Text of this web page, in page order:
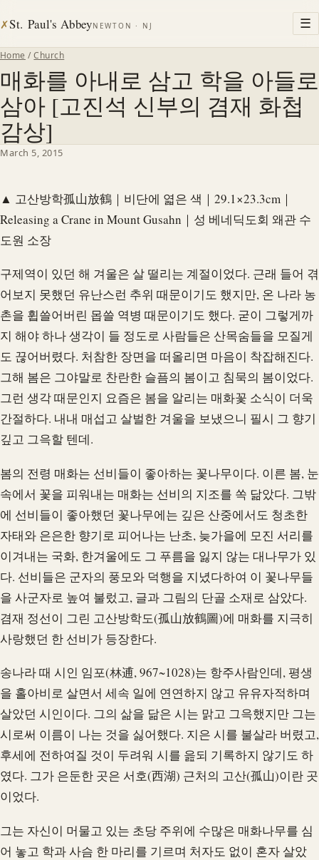
✗St. Paul's AbbeyNEWTON · NJ ☰
Home /Church
매화를 아내로 삼고 학을 아들로
삼아 [고진석 신부의 겸재 화첩
감상]
March 5, 2015
▲ 고산방학孤山放鶴｜비단에 엷은 색｜29.1×23.3cm｜
Releasing a Crane in Mount Gusahn｜성 베네딕도회 왜관 수
도원 소장
구제역이 있던 해 겨울은 살 떨리는 계절이었다. 근래 들어 겪
어보지 못했던 유난스런 추위 때문이기도 했지만, 온 나라 농
촌을 휩쓸어버린 몹쓸 역병 때문이기도 했다. 굳이 그렇게까
지 해야 하나 생각이 들 정도로 사람들은 산목숨들을 모질게
도 끊어버렸다. 처참한 장면을 떠올리면 마음이 착잡해진다.
그해 봄은 그야말로 찬란한 슬픔의 봄이고 침묵의 봄이었다.
그런 생각 때문인지 요즘은 봄을 알리는 매화꽃 소식이 더욱
간절하다. 내내 매섭고 살벌한 겨울을 보냈으니 필시 그 향기
깊고 그윽할 텐데.
봄의 전령 매화는 선비들이 좋아하는 꽃나무이다. 이른 봄, 눈
속에서 꽃을 피워내는 매화는 선비의 지조를 쏙 닮았다. 그밖
에 선비들이 좋아했던 꽃나무에는 깊은 산중에서도 청초한
자태와 은은한 향기로 피어나는 난초, 늦가을에 모진 서리를
이겨내는 국화, 한겨울에도 그 푸름을 잃지 않는 대나무가 있
다. 선비들은 군자의 풍모와 덕행을 지녔다하여 이 꽃나무들
을 사군자로 높여 불렀고, 글과 그림의 단골 소재로 삼았다.
겸재 정선이 그린 고산방학도(孤山放鶴圖)에 매화를 지극히
사랑했던 한 선비가 등장한다.
송나라 때 시인 임포(林逋, 967~1028)는 항주사람인데, 평생
을 홀아비로 살면서 세속 일에 연연하지 않고 유유자적하며
살았던 시인이다. 그의 삶을 닮은 시는 맑고 그윽했지만 그는
시로써 이름이 나는 것을 싫어했다. 지은 시를 불살라 버렸고,
후세에 전하여질 것이 두려워 시를 읊되 기록하지 않기도 하
였다. 그가 은둔한 곳은 서호(西湖) 근처의 고산(孤山)이란 곳
이었다.
그는 자신이 머물고 있는 초당 주위에 수많은 매화나무를 심
어 놓고 학과 사슴 한 마리를 기르며 처자도 없이 혼자 살았